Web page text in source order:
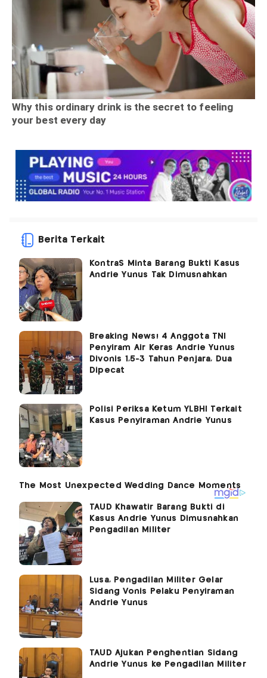
Berita Terkait
KontraS Minta Barang Bukti Kasus
Andrie Yunus Tak Dimusnahkan
Breaking News! 4 Anggota TNI
Penyiram Air Keras Andrie Yunus
Divonis 1,5-3 Tahun Penjara, Dua
Dipecat
Polisi Periksa Ketum YLBHI Terkait
Kasus Penyiraman Andrie Yunus
TAUD Khawatir Barang Bukti di
Kasus Andrie Yunus Dimusnahkan
Pengadilan Militer
Lusa, Pengadilan Militer Gelar
Sidang Vonis Pelaku Penyiraman
Andrie Yunus
TAUD Ajukan Penghentian Sidang
Andrie Yunus ke Pengadilan Militer